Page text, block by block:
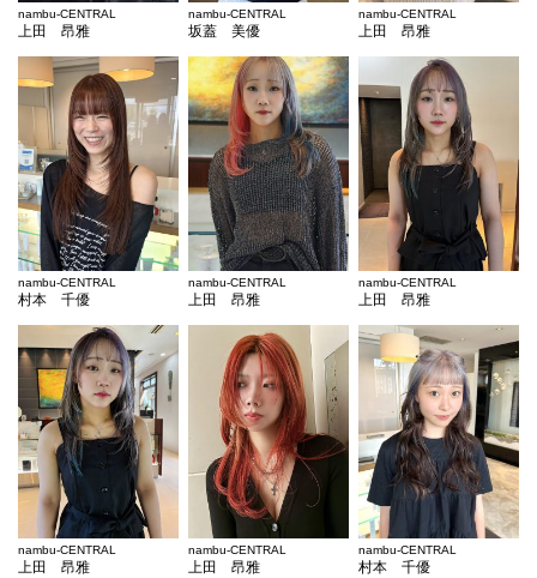
nambu-CENTRAL
上田 昂雅
nambu-CENTRAL
坂蓋 美優
nambu-CENTRAL
上田 昂雅
nambu-CENTRAL
村本 千優
nambu-CENTRAL
上田 昂雅
nambu-CENTRAL
上田 昂雅
nambu-CENTRAL
上田 昂雅
nambu-CENTRAL
上田 昂雅
nambu-CENTRAL
村本 千優